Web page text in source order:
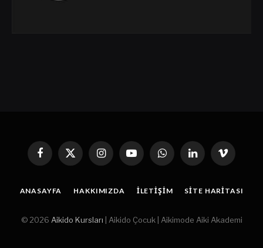
Facebook
X
(Twitter)
InstagramYouTubeWhatsAppLinkedin'de
Paylaş
Vimeo
ANASAYFA HAKKIMIZDA İLETIŞIM SITE HARITASI
© 2026 Aikido Kursları | Aikido Çocuk | Aikimode Aiki Akademi